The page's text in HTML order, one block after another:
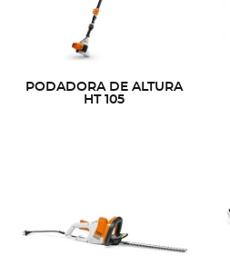
PODADORA DE ALTURA
HT 105